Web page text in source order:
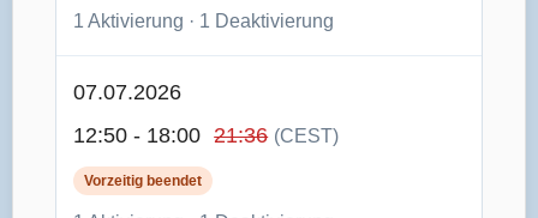
1 Aktivierung · 1 Deaktivierung
07.07.2026
12:50 - 18:00 21:36 (CEST)
Vorzeitig beendet